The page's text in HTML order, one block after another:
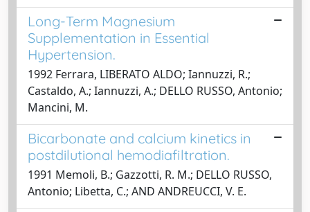
Long-Term Magnesium
Supplementation in Essential
Hypertension.
1992 Ferrara, LIBERATO ALDO; Iannuzzi, R.;
Castaldo, A.; Iannuzzi, A.; DELLO RUSSO, Antonio;
Mancini, M.
Bicarbonate and calcium kinetics in
postdilutional hemodiafiltration.
1991 Memoli, B.; Gazzotti, R. M.; DELLO RUSSO,
Antonio; Libetta, C.; AND ANDREUCCI, V. E.